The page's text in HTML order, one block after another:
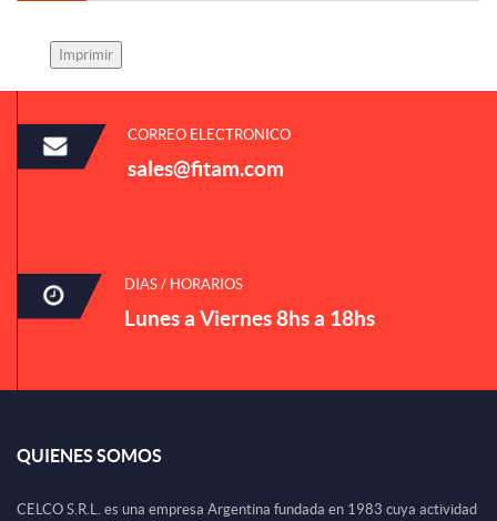
CORREO ELECTRONICO
sales@fitam.com
DIAS / HORARIOS
Lunes a Viernes 8hs a 18hs
QUIENES SOMOS
CELCO S.R.L. es una empresa Argentina fundada en 1983 cuya actividad